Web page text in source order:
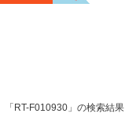
「RT-F010930」の検索結果